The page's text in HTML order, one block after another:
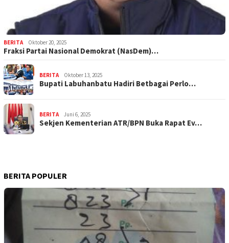
BERITA Oktober 20, 2025
Fraksi Partai Nasional Demokrat (NasDem)…
BERITA Oktober 13, 2025
Bupati Labuhanbatu Hadiri Betbagai Perlo…
BERITA Juni 6, 2025
Sekjen Kementerian ATR/BPN Buka Rapat Ev…
BERITA POPULER